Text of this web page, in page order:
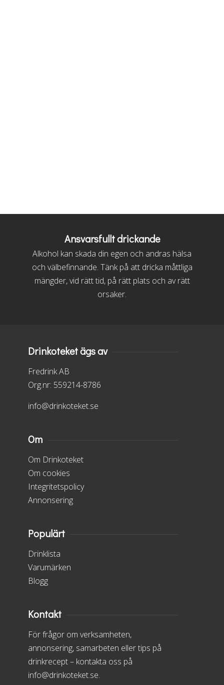
Ansvarsfullt drickande
Alkohol kan skada din egen och andras hälsa
och välbefinnande. Tänk på att dricka måttliga
mängder, vid rätt tid, på rätt plats och av rätt
orsaker.
Drinkoteket ägs av
Fredrink AB
Org.nr: 559214-8786
info@drinkoteket.se
Om
Om Drinkoteket
Om cookies
Integritetspolicy
Annonsering
Populärt
Drinklista
Varumärken
Blogg
Kontakt
För frågor om verksamheten,
annonsering, samarbeten eller tips på
drinkrecept – kontakta oss på
info@drinkoteket.se.